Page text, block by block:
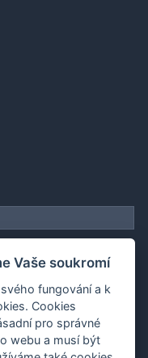
Vaše soukromí
fungování a k
Cookies
pro správné
webu a musí být